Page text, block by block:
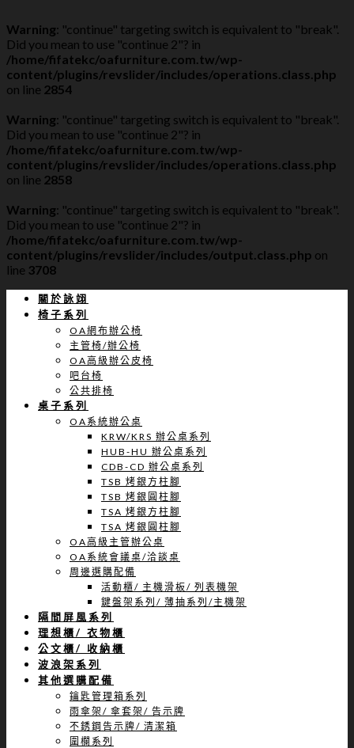
Warning: "continue" targeting switch is equivalent to "break".
Did you mean to use "continue 2"? in
/home/fifatekc/oafurniture.com.tw/wp-
content/plugins/revslider/includes/operations.class.php
on line 2854
Warning: "continue" targeting switch is equivalent to "break".
Did you mean to use "continue 2"? in
/home/fifatekc/oafurniture.com.tw/wp-
content/plugins/revslider/includes/operations.class.php
on line 2858
Warning: "continue" targeting switch is equivalent to "break".
Did you mean to use "continue 2"? in
/home/fifatekc/oafurniture.com.tw/wp-
content/plugins/revslider/includes/output.class.php on
line 3708
關於詠翊
椅子系列
OA網布辦公椅
主管椅/辦公椅
OA高級辦公皮椅
吧台椅
公共排椅
桌子系列
OA系統辦公桌
KRW/KRS 辦公桌系列
HUB-HU 辦公桌系列
CDB-CD 辦公桌系列
TSB 烤銀方柱腳
TSB 烤銀圓柱腳
TSA 烤銀方柱腳
TSA 烤銀圓柱腳
OA高級主管辦公桌
OA系統會議桌/洽談桌
周邊選購配備
活動櫃/ 主機滑板/ 列表機架
鍵盤架系列/ 薄抽系列/主機架
隔間屏風系列
理想櫃/ 衣物櫃
公文櫃/ 收納櫃
波浪架系列
其他選購配備
鑰匙管理箱系列
雨傘架/ 傘套架/ 告示牌
不銹鋼告示牌/ 清潔箱
圍欄系列